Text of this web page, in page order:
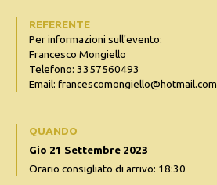
REFERENTE
Per informazioni sull'evento:
Francesco Mongiello
Telefono: 3357560493
Email: francescomongiello@hotmail.com
QUANDO
Gio 21 Settembre 2023
Orario consigliato di arrivo: 18:30